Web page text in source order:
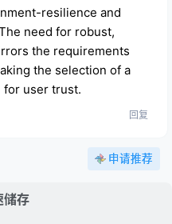
resilience and
need for robust,
the requirements
the selection of a
for user trust.
回复
申请推荐
储存